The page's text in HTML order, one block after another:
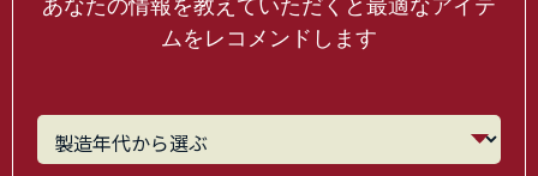
あなたの情報を教えていただくと最適なアイテ
ムをレコメンドします